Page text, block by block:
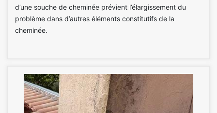
d’une souche de cheminée prévient l’élargissement du
problème dans d’autres éléments constitutifs de la
cheminée.